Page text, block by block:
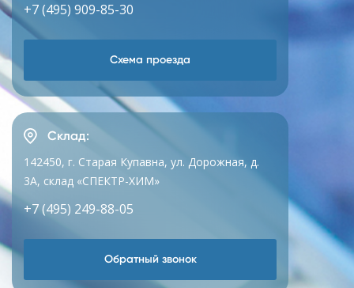
+7 (495) 909-85-30
Схема проезда
Склад:
142450, г. Старая Купавна, ул. Дорожная, д.
3А, склад «СПЕКТР-ХИМ»
+7 (495) 249-88-05
Обратный звонок